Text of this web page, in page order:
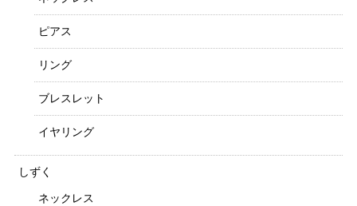
ピアス
リング
ブレスレット
イヤリング
しずく
ネックレス